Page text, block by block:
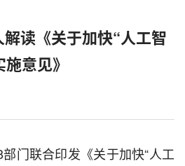
读《关于加快“人工智
意见》
门联合印发《关于加快“人工